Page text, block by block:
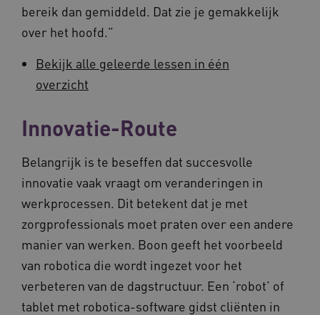
bereik dan gemiddeld. Dat zie je gemakkelijk
over het hoofd.”
Bekijk alle geleerde lessen in één
overzicht
Innovatie-Route
Belangrijk is te beseffen dat succesvolle
innovatie vaak vraagt om veranderingen in
werkprocessen. Dit betekent dat je met
zorgprofessionals moet praten over een andere
manier van werken. Boon geeft het voorbeeld
van robotica die wordt ingezet voor het
verbeteren van de dagstructuur. Een ‘robot’ of
tablet met robotica-software gidst cliënten in
FPLC .vilans.nl